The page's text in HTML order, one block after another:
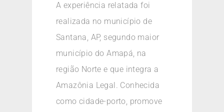
A experiência relatada foi
realizada no município de
Santana, AP, segundo maior
município do Amapá, na
região Norte e que integra a
Amazônia Legal. Conhecida
como cidade-porto, promove